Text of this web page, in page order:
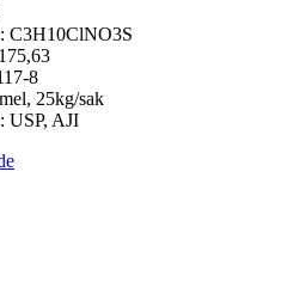
C3H10ClNO3S
8
25kg/sak
USP, AJI